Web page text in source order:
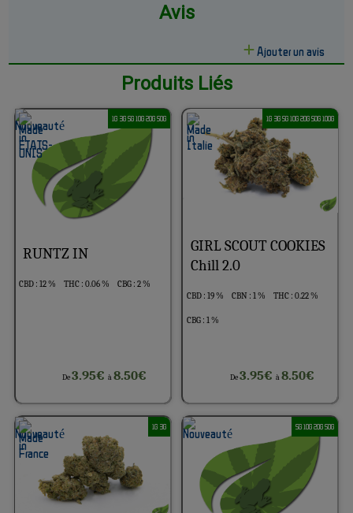
Avis
Ajouter un avis
Produits Liés
1G 3G 5G 10G 20G 50G
RUNTZ IN
CBD : 12 % THC : 0.06 % CBG : 2 %
De3.95€à8.50€
1G 3G 5G 10G 20G 50G 100G
GIRL SCOUT COOKIES
Chill 2.0
CBD : 19 % CBN : 1 % THC : 0.22 %
CBG : 1 %
De3.95€ à8.50€
1G 3G 5G 10G 20G 50G